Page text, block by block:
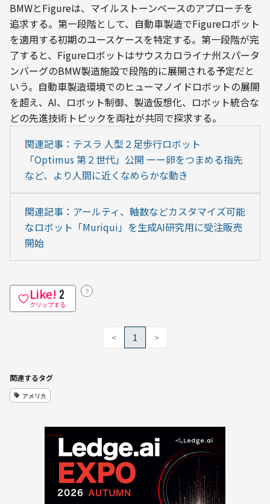
BMWとFigureは、マイルストーンベースのアプローチを
追求する。第一段階として、自動車製造でFigureロボット
を適用する初期のユースケースを特定する。第一段階が完
了すると、Figureロボットはサウスカロライナ州スパータ
ンバーグのBMW製造施設で段階的に展開される予定だと
いう。自動車製造環境でのヒューマノイドロボットの展開
を超え、AI、ロボット制御、製造仮想化、ロボット統合な
どの先進技術トピックを両社が共同で探求する。
関連記事：テスラ 人型２足歩行ロボット
「Optimus 第２世代」公開 ーー卵をつまめる指先
など、より人間に近くなめらかな動き
関連記事：アールティ、軸数などカスタマイズ可能
なロボット「Muriqui」を生成AI研究用に受注販売
開始
Like! 2
クリップする
？
< 1 >
関連するタグ
アメリカ